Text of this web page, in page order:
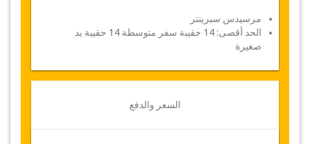
مرسيدس سبرينتر
الحد أقصى: 14 حقيبة سفر متوسطة 14 حقيبة يد
صغيرة
السعر والدفع